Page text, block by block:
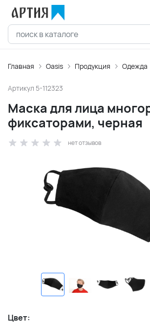
Главная Oasis Продукция Одежда
Артикул 5-112323
Маска для лица
фиксаторами, черная
нет отзывов
Цвет: